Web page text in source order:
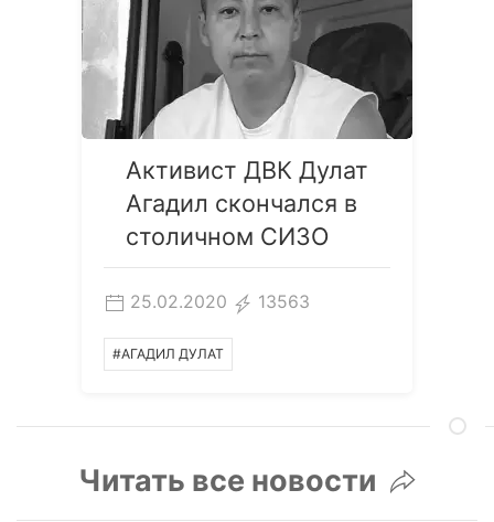
Активист ДВК Дулат
Агадил скончался в
столичном СИЗО
25.02.2020 13563
#АГАДИЛ ДУЛАТ
Читать все новости